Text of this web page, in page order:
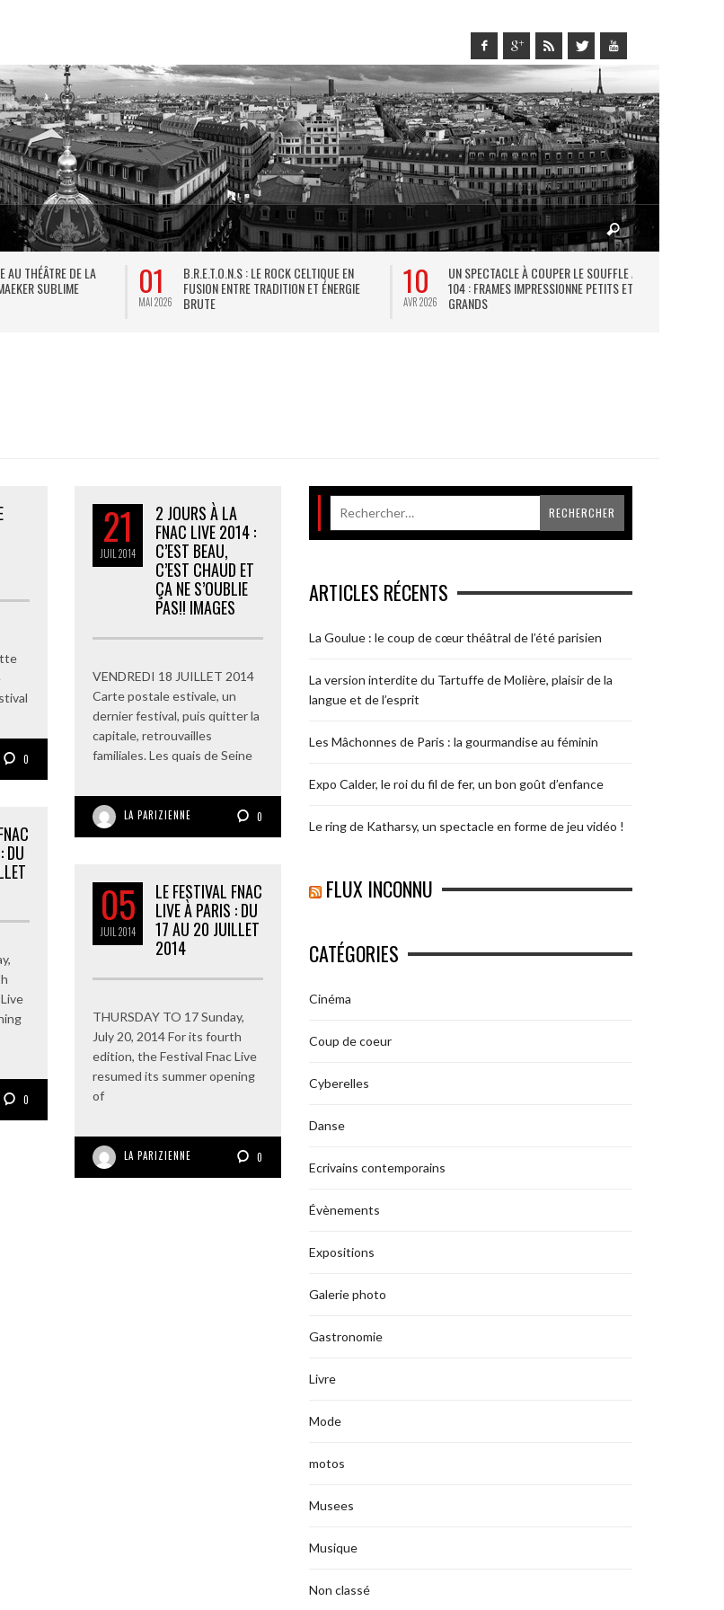
AU THÉÂTRE DE LA
SUBLIME
01
MAI 2026
B.R.E.T.O.N.S : LE ROCK CELTIQUE EN
FUSION ENTRE TRADITION ET ÉNERGIE
BRUTE
10
AVR 2026
UN SPECTACLE À COUPER LE SOUFFLE AU
104 : FRAMES IMPRESSIONNE PETITS ET
GRANDS
0
21
JUIL 2014
2 JOURS À LA
FNAC LIVE 2014 :
C’EST BEAU,
C’EST CHAUD ET
ÇA NE S’OUBLIE
PAS!! IMAGES
VENDREDI 18 JUILLET 2014
Carte postale estivale, un
dernier festival, puis quitter la
capitale, retrouvailles
familiales. Les quais de Seine
LA PARIZIENNE 0
DU
0
05
JUIL 2014
LE FESTIVAL FNAC
LIVE À PARIS : DU
17 AU 20 JUILLET
2014
THURSDAY TO 17 Sunday,
July 20, 2014 For its fourth
edition, the Festival Fnac Live
resumed its summer opening
of
LA PARIZIENNE 0
ARTICLES RÉCENTS
La Goulue : le coup de cœur théâtral de l’été parisien
La version interdite du Tartuffe de Molière, plaisir de la
langue et de l’esprit
Les Mâchonnes de Paris : la gourmandise au féminin
Expo Calder, le roi du fil de fer, un bon goût d’enfance
Le ring de Katharsy, un spectacle en forme de jeu vidéo !
FLUX INCONNU
CATÉGORIES
Cinéma
Coup de coeur
Cyberelles
Danse
Ecrivains contemporains
Évènements
Expositions
Galerie photo
Gastronomie
Livre
Mode
motos
Musees
Musique
Non classé